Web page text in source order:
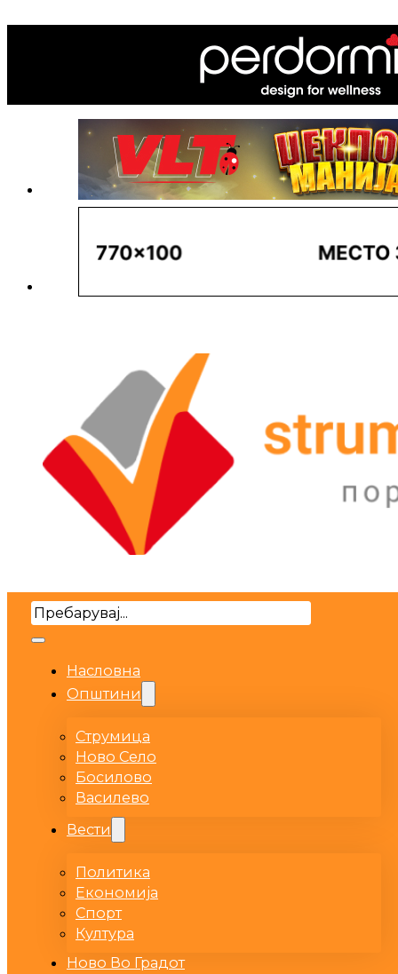
Search
Насловна
Општини
Струмица
Ново Село
Босилово
Василево
Вести
Политика
Економија
Спорт
Култура
Ново Во Градот